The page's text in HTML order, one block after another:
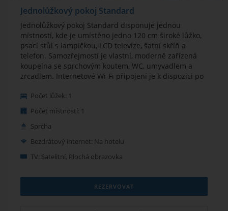
Jednolůžkový pokoj Standard
Jednolůžkový pokoj Standard disponuje jednou
místností, kde je umístěno jedno 120 cm široké lůžko,
psací stůl s lampičkou, LCD televize, šatní skříň a
telefon. Samozřejmostí je vlastní, moderně zařízená
koupelna se sprchovým koutem, WC, umyvadlem a
zrcadlem. Internetové Wi-Fi připojení je k dispozici po
Počet lůžek: 1
Počet místností: 1
Sprcha
Bezdrátový internet: Na hotelu
TV: Satelitní, Plochá obrazovka
REZERVOVAT